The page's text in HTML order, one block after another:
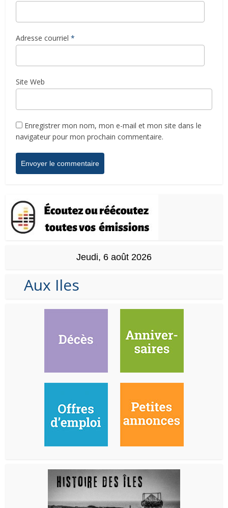
Adresse courriel *
Site Web
Enregistrer mon nom, mon e-mail et mon site dans le
navigateur pour mon prochain commentaire.
Jeudi, 6 août 2026
Aux Iles